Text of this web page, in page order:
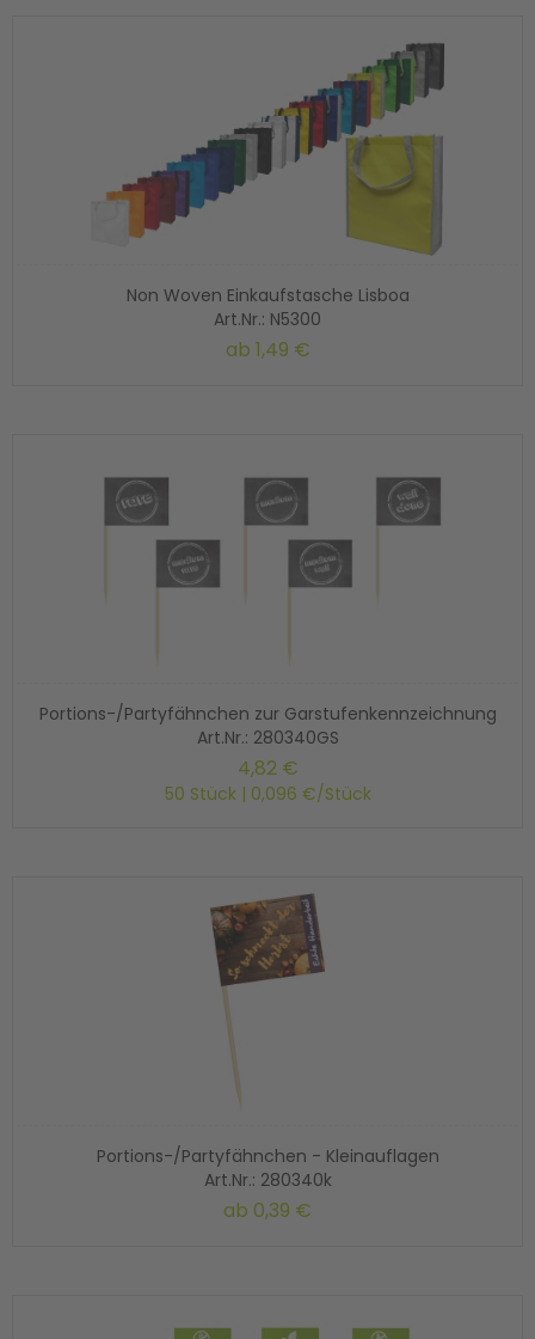
Non Woven Einkaufstasche Lisboa
Art.Nr.: N5300
ab 1,49 €
Portions-/Partyfähnchen zur Garstufenkennzeichnung
Art.Nr.: 280340GS
4,82 €
50 Stück | 0,096 €/Stück
Portions-/Partyfähnchen - Kleinauflagen
Art.Nr.: 280340k
ab 0,39 €